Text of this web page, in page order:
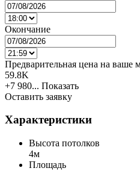
Окончание
Предварительная цена на ваше
59.8K
+7 980... Показать
Оставить заявку
Характеристики
Высота потолков
4м
Площадь